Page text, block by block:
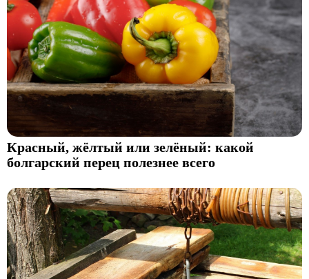
Красный, жёлтый или зелёный: какой
болгарский перец полезнее всего